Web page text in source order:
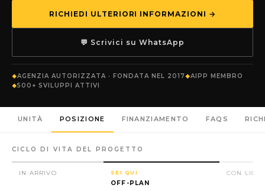
RICHIEDI ULTERIORI INFORMAZIONI →
💬 Scrivici su WhatsApp
AGENZIA AUTORIZZATA · FONDATA NEL 2017
AIPP MEMBRO
500+ SVILUPPI ATTIVI
UNITÀ POSIZIONE FINANZIAMENTO FAQS
CICLO DI VITA DEL PROGETTO
IN ARRIVO SEI QUI
OFF-PLAN
CON